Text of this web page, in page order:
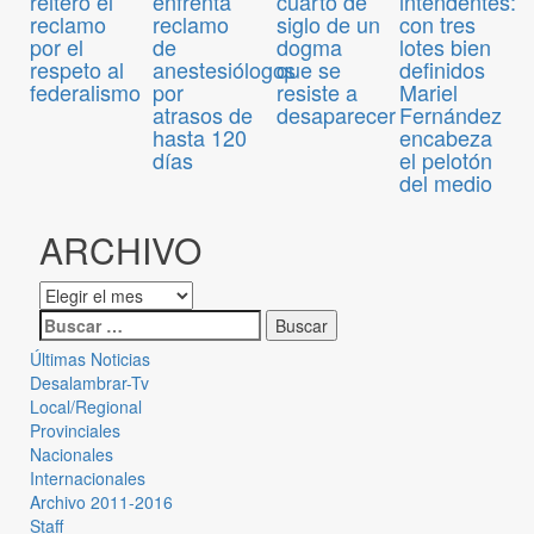
reclamo
por el
respeto al
federalismo
reclamo
de
anestesiólogos
por
atrasos de
hasta 120
días
siglo de un
dogma
que se
resiste a
desaparecer
con tres
lotes bien
definidos
Mariel
Fernández
encabeza
el pelotón
del medio
ARCHIVO
Últimas Noticias
Desalambrar-Tv
Local/Regional
Provinciales
Nacionales
Internacionales
Archivo 2011-2016
Staff